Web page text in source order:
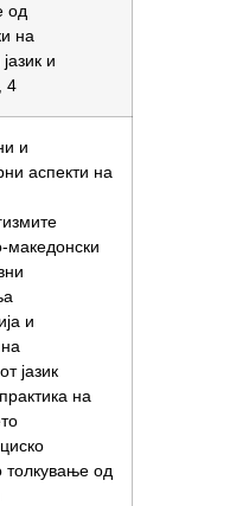
од
на
и
4
и
аспекти на
македонски
и
јазик
на
толкување од